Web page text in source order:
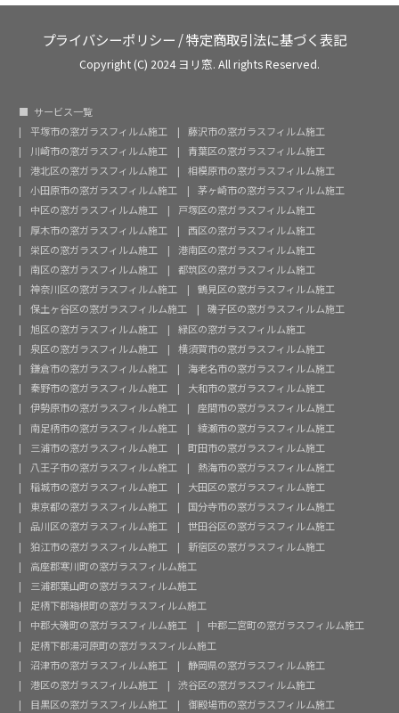
プライバシーポリシー /特定商取引法に基づく表記
Copyright (C) 2024 ヨリ窓. All rights Reserved.
サービス一覧
平塚市の窓ガラスフィルム施工
藤沢市の窓ガラスフィルム施工
川崎市の窓ガラスフィルム施工
青葉区の窓ガラスフィルム施工
港北区の窓ガラスフィルム施工
相模原市の窓ガラスフィルム施工
小田原市の窓ガラスフィルム施工
茅ヶ崎市の窓ガラスフィルム施工
中区の窓ガラスフィルム施工
戸塚区の窓ガラスフィルム施工
厚木市の窓ガラスフィルム施工
西区の窓ガラスフィルム施工
栄区の窓ガラスフィルム施工
港南区の窓ガラスフィルム施工
南区の窓ガラスフィルム施工
都筑区の窓ガラスフィルム施工
神奈川区の窓ガラスフィルム施工
鶴見区の窓ガラスフィルム施工
保土ヶ谷区の窓ガラスフィルム施工
磯子区の窓ガラスフィルム施工
旭区の窓ガラスフィルム施工
緑区の窓ガラスフィルム施工
泉区の窓ガラスフィルム施工
横須賀市の窓ガラスフィルム施工
鎌倉市の窓ガラスフィルム施工
海老名市の窓ガラスフィルム施工
秦野市の窓ガラスフィルム施工
大和市の窓ガラスフィルム施工
伊勢原市の窓ガラスフィルム施工
座間市の窓ガラスフィルム施工
南足柄市の窓ガラスフィルム施工
綾瀬市の窓ガラスフィルム施工
三浦市の窓ガラスフィルム施工
町田市の窓ガラスフィルム施工
八王子市の窓ガラスフィルム施工
熱海市の窓ガラスフィルム施工
稲城市の窓ガラスフィルム施工
大田区の窓ガラスフィルム施工
東京都の窓ガラスフィルム施工
国分寺市の窓ガラスフィルム施工
品川区の窓ガラスフィルム施工
世田谷区の窓ガラスフィルム施工
狛江市の窓ガラスフィルム施工
新宿区の窓ガラスフィルム施工
高座郡寒川町の窓ガラスフィルム施工
三浦郡葉山町の窓ガラスフィルム施工
足柄下郡箱根町の窓ガラスフィルム施工
中郡大磯町の窓ガラスフィルム施工
中郡二宮町の窓ガラスフィルム施工
足柄下郡湯河原町の窓ガラスフィルム施工
沼津市の窓ガラスフィルム施工
静岡県の窓ガラスフィルム施工
港区の窓ガラスフィルム施工
渋谷区の窓ガラスフィルム施工
目黒区の窓ガラスフィルム施工
御殿場市の窓ガラスフィルム施工